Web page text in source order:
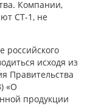
Компании,
СТ-1, не
российского
исходя из
Правительства
«О
продукции